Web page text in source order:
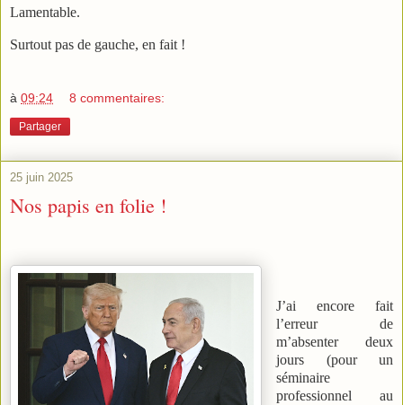
Lamentable.
Surtout pas de gauche, en fait !
à 09:24 8 commentaires:
Partager
25 juin 2025
Nos papis en folie !
J’ai encore fait
l’erreur de
m’absenter deux
jours (pour un
séminaire
professionnel au